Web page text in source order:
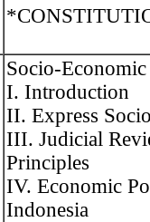
Socio-
I. Introduction
II. Express
III. Judicial
Principles
IV. Economic
Indonesia